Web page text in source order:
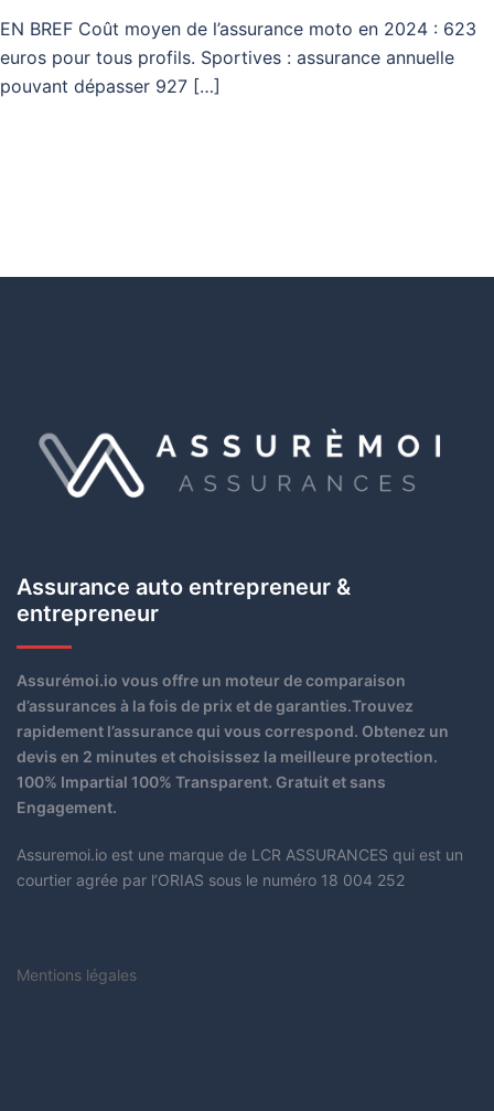
EN BREF Coût moyen de l’assurance moto en 2024 : 623
euros pour tous profils. Sportives : assurance annuelle
pouvant dépasser 927 […]
Assurance auto entrepreneur &
entrepreneur
Assurémoi.io vous offre un moteur de comparaison
d’assurances à la fois de prix et de garanties.Trouvez
rapidement l’assurance qui vous correspond. Obtenez un
devis en 2 minutes et choisissez la meilleure protection.
100% Impartial 100% Transparent. Gratuit et sans
Engagement.
Assuremoi.io est une marque de LCR ASSURANCES qui est un
courtier agrée par l’ORIAS sous le numéro 18 004 252
Mentions légales